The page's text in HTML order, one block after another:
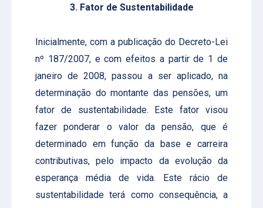
3. Fator de Sustentabilidade
Inicialmente, com a publicação do Decreto-Lei
nº 187/2007, e com efeitos a partir de 1 de
janeiro de 2008, passou a ser aplicado, na
determinação do montante das pensões, um
fator de sustentabilidade. Este fator visou
fazer ponderar o valor da pensão, que é
determinado em função da base e carreira
contributivas, pelo impacto da evolução da
esperança média de vida. Este rácio de
sustentabilidade terá como consequência, a